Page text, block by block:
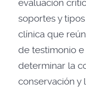
evaluación
soportes y
clínica que
de testimonio
determinar la
conservación y